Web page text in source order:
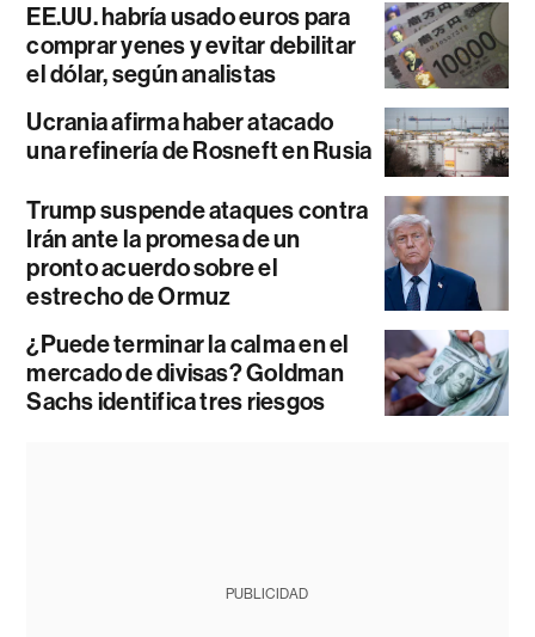
EE.UU. habría usado euros para
comprar yenes y evitar debilitar
el dólar, según analistas
Ucrania afirma haber atacado
una refinería de Rosneft en Rusia
Trump suspende ataques contra
Irán ante la promesa de un
pronto acuerdo sobre el
estrecho de Ormuz
¿Puede terminar la calma en el
mercado de divisas? Goldman
Sachs identifica tres riesgos
PUBLICIDAD